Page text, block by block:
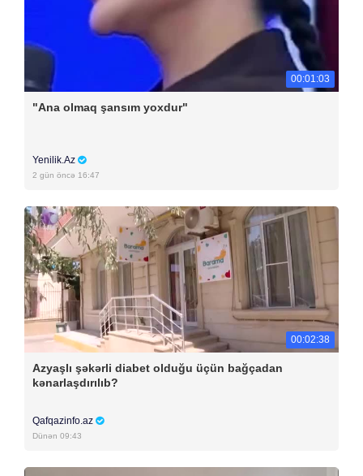
00:01:03
"Ana olmaq şansım yoxdur"
Yenilik.Az
2 gün öncə 16:47
00:02:38
Azyaşlı şəkərli diabet olduğu üçün bağçadan
kənarlaşdırılıb?
Qafqazinfo.az
Dünən 09:43